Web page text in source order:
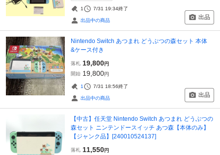
1 7/31 19:34終了
出品中の商品 出品
Nintendo Switch あつまれ どうぶつの森セット 本体
&ケース付き
落札 19,800円
開始 19,800円
1 7/31 18:56終了
出品中の商品 出品
【中古】任天堂 Nintendo Switch あつまれ どうぶつの
森セット ニンテンドースイッチ あつ森【本体のみ】
【ジャンク品】[240010524137]
落札 11,550円